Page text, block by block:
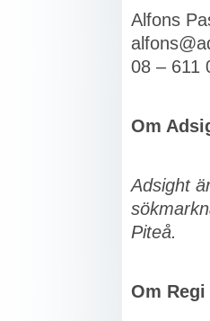
Alfons
08 – 611
Om
Adsight
Piteå.
Om